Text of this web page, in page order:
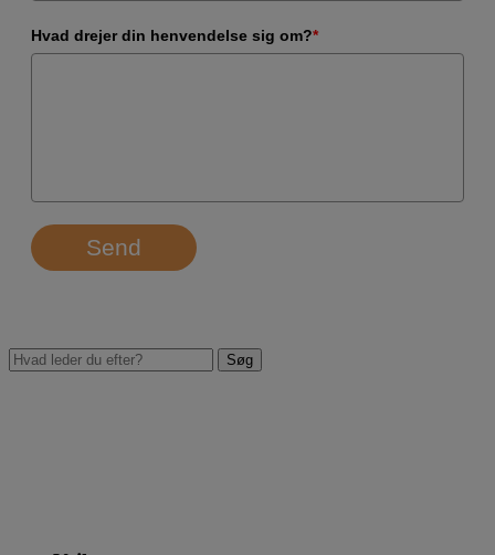
Hvad drejer din henvendelse sig om?*
Send